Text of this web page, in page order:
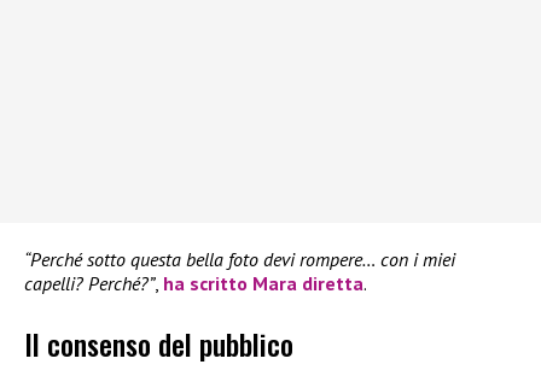
“Perché sotto questa bella foto devi rompere… con i miei
capelli? Perché?”, ha scritto Mara diretta.
Il consenso del pubblico